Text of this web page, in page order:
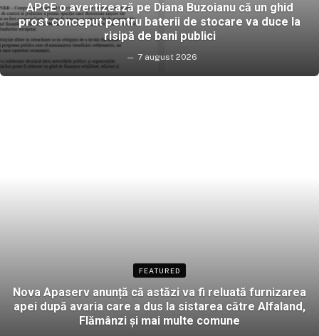
APCE o avertizează pe Diana Buzoianu că un ghid
prost conceput pentru baterii de stocare va duce la
risipă de bani publici
7 august 2026
FEATURED
Nova Apaserv anunță că astăzi va fi reluată furnizarea
apei după avaria care a dus la sistarea către Alfaland,
Flămânzi și mai multe comune